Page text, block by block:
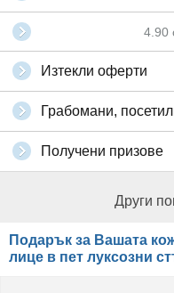
4.90
Изтекли оферти
Грабомани,
Получени призове
Други
Подарък за Вашата
лице в пет луксозни